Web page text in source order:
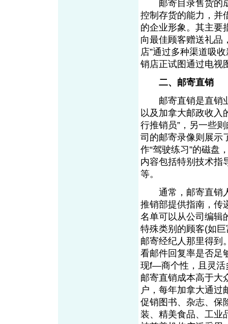
邮寄目录售货的成
控制存货的能力，并
的企业形象。其主要
向最佳顾客赠送礼品
店”通过多种渠道吸
销店正试图通过电视
二、邮寄直销
邮寄直销是直销业
以及加拿大邮政收入
行推销员”，另一些
司的邮寄录像则展示
作“驾驶练习”的磁盘
内容包括特别技术指
等。
通常，邮寄直销人
推销部提供指南，传
名单可以从公司编辑
特殊类别的顾客(如
邮寄经纪人那里得到
看邮件回复率是否足
现f—商个性，且灵活
邮寄直销成本高于大
户，每年加拿大通过
促销图书、杂志、保
装、精美食品、工业